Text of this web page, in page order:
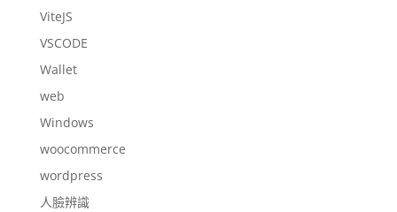
ViteJS
VSCODE
Wallet
web
Windows
woocommerce
wordpress
人臉辨識